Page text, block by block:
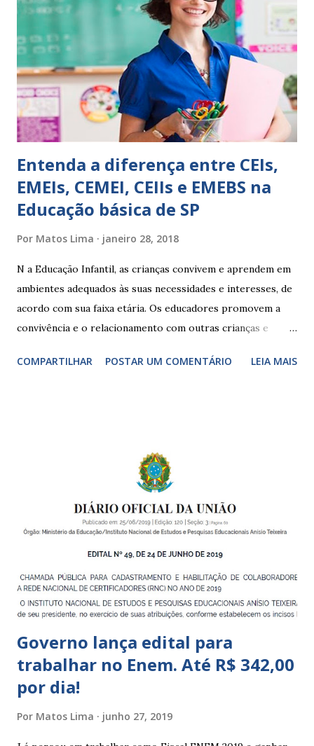
EXPRESSÕES PARA USO EM RELATÓRIOS Você pensa Você
escreve O aluno não sabe O aluno não adquiriu os
conceitos, está em fase de aprendizado. Não tem limites
Apresenta dificuldades de auto-regulação, pois… É nervoso
Ainda não desenvolveu habilidades para convívio no
ambiente...
Entenda a diferença entre CEIs,
EMEIs, CEMEI, CEIIs e EMEBS na
Educação básica de SP
Por Matos Lima janeiro 28, 2018
N a Educação Infantil, as crianças convivem e aprendem em
ambientes adequados às suas necessidades e interesses, de
acordo com sua faixa etária. Os educadores promovem a
convivência e o relacionamento com outras crianças e
garantir o direito das crianças a uma educação integral e de
crianças de zero a 3 anos e 11 meses; – EMEIs - Escolas
Municipais de Educação Infantil, que atendem crianças de 4
a 5 anos e 11 meses; – CEMEI - Centro Municipal de
Educação Infantil, que recebe crianças de zero a 5 anos e 11
Indígena, e trabalham com cri...
COMPARTILHAR POSTAR UM COMENTÁRIO LEIA MAIS
Governo lança edital para
trabalhar no Enem. Até R$ 342,00
por dia!
Por Matos Lima junho 27, 2019